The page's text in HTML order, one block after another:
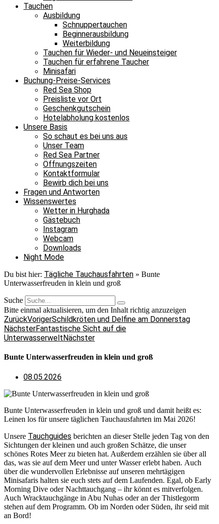
Tauchen
Ausbildung
Schnuppertauchen
Beginnerausbildung
Weiterbildung
Tauchen für Wieder- und Neueinsteiger
Tauchen für erfahrene Taucher
Minisafari
Buchung-Preise-Services
Red Sea Shop
Preisliste vor Ort
Geschenkgutschein
Hotelabholung kostenlos
Unsere Basis
So schaut es bei uns aus
Unser Team
Red Sea Partner
Öffnungszeiten
Kontaktformular
Bewirb dich bei uns
Fragen und Antworten
Wissenswertes
Wetter in Hurghada
Gästebuch
Instagram
Webcam
Downloads
Night Mode
Du bist hier: Tägliche Tauchausfahrten » Bunte
Unterwasserfreuden in klein und groß
Suche
Bitte einmal aktualisieren, um den Inhalt richtig anzuzeigen
ZurückVorigerSchildkröten und Delfine am Donnerstag
NächsterFantastische Sicht auf die
UnterwasserweltNächster
Bunte Unterwasserfreuden in klein und groß
08.05.2026
Bunte Unterwasserfreuden in klein und groß und damit heißt es:
Leinen los für unsere täglichen Tauchausfahrten im Mai 2026!
Unsere Tauchguides berichten an dieser Stelle jeden Tag von den
Sichtungen der kleinen und auch großen Schätze, die unser
schönes Rotes Meer zu bieten hat. Außerdem erzählen sie über all
das, was sie auf dem Meer und unter Wasser erlebt haben. Auch
über die wundervollen Erlebnisse auf unseren mehrtägigen
Minisafaris halten sie euch stets auf dem Laufenden. Egal, ob Early
Morning Dive oder Nachttauchgang – ihr könnt es mitverfolgen.
Auch Wracktauchgänge in Abu Nuhas oder an der Thistlegorm
stehen auf dem Programm. Ob im Norden oder Süden, ihr seid mit
an Bord!